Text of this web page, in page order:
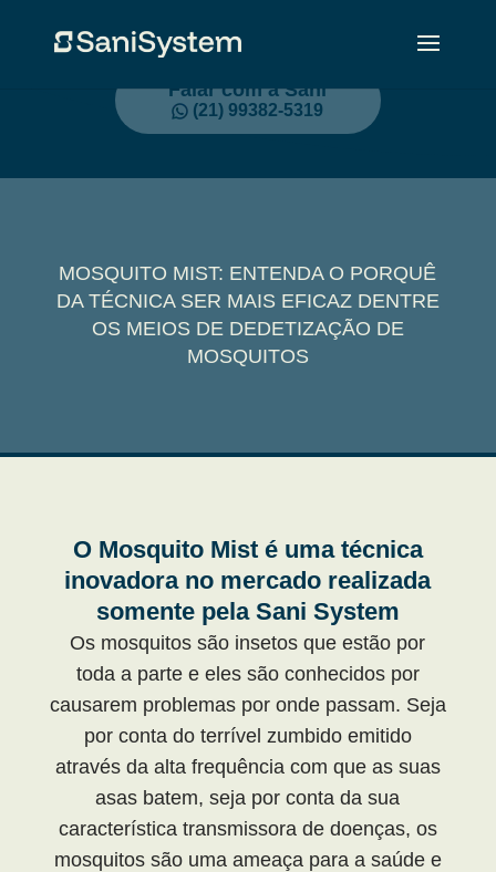
Falar com a Sani
(21) 99382-5319
MOSQUITO MIST: ENTENDA O PORQUÊ
DA TÉCNICA SER MAIS EFICAZ DENTRE
OS MEIOS DE DEDETIZAÇÃO DE
MOSQUITOS
O Mosquito Mist é uma técnica
inovadora no mercado realizada
somente pela Sani System
Os mosquitos são insetos que estão por
toda a parte e eles são conhecidos por
causarem problemas por onde passam. Seja
por conta do terrível zumbido emitido
através da alta frequência com que as suas
asas batem, seja por conta da sua
característica transmissora de doenças, os
mosquitos são uma ameaça para a saúde e